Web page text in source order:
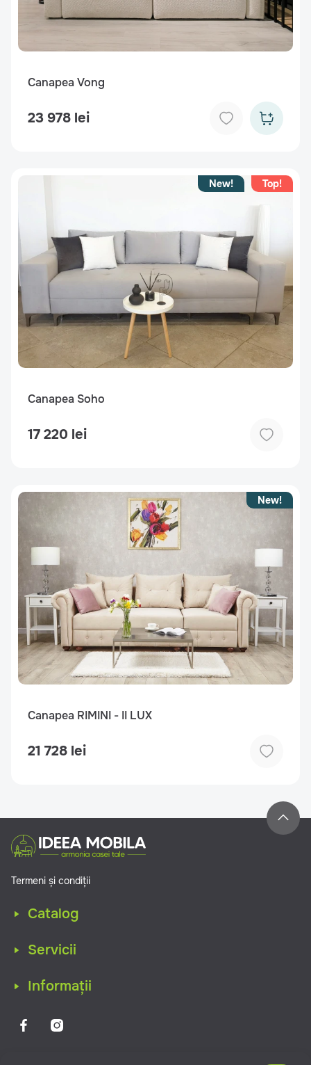
Canapea Vong
23 978 lei
New! Top!
Canapea Soho
17 220 lei
New!
Canapea RIMINI - II LUX
21 728 lei
Termeni și condiții
Catalog
Servicii
Informații
IDEEAMOBILA MOLDOVA © Copyright 2026. Toate drepturile